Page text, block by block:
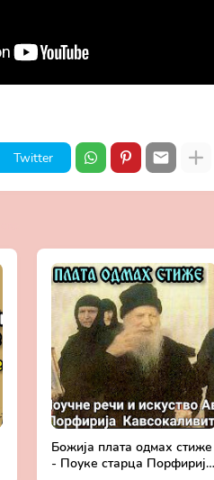
Twitter
Божија плата одмах стиже
- Поуке старца Порфирија